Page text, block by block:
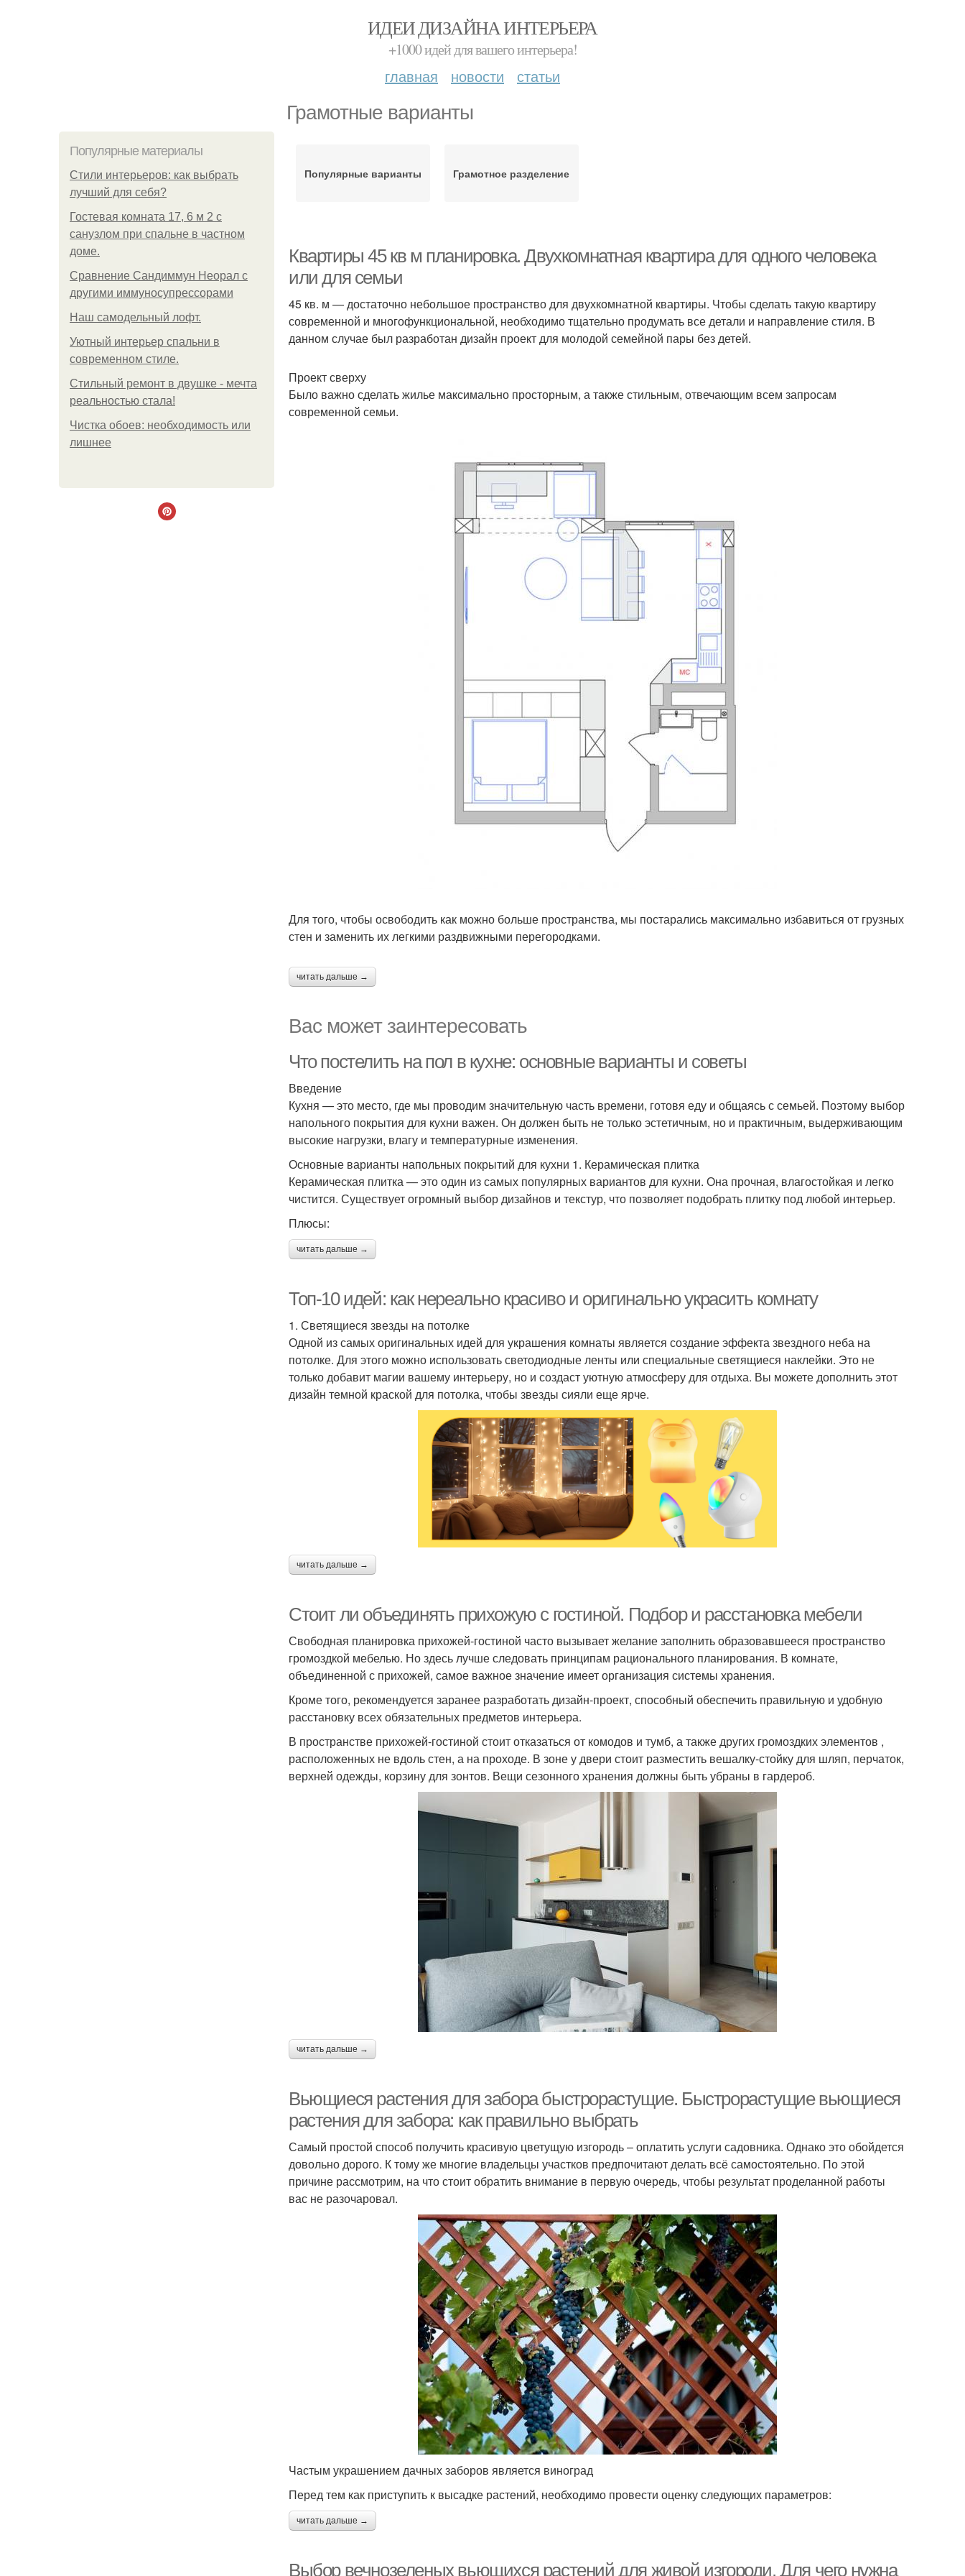
ИДЕИ ДИЗАЙНА ИНТЕРЬЕРА
+1000 идей для вашего интерьера!
главная новости статьи
Грамотные варианты
Популярные материалы
Стили интерьеров: как выбрать
лучший для себя?
Гостевая комната 17, 6 м 2 с
санузлом при спальне в частном
доме.
Сравнение Сандиммун Неорал с
другими иммуносупрессорами
Наш самодельный лофт.
Уютный интерьер спальни в
современном стиле.
Стильный ремонт в двушке - мечта
реальностью стала!
Чистка обоев: необходимость или
лишнее
Популярные варианты Грамотное разделение
Квартиры 45 кв м планировка. Двухкомнатная квартира для одного человека
или для семьи
45 кв. м — достаточно небольшое пространство для двухкомнатной квартиры. Чтобы сделать такую квартиру
современной и многофункциональной, необходимо тщательно продумать все детали и направление стиля. В
данном случае был разработан дизайн проект для молодой семейной пары без детей.
Проект сверху
Было важно сделать жилье максимально просторным, а также стильным, отвечающим всем запросам
современной семьи.
Для того, чтобы освободить как можно больше пространства, мы постарались максимально избавиться от грузных
стен и заменить их легкими раздвижными перегородками.
читать дальше →
Вас может заинтересовать
Что постелить на пол в кухне: основные варианты и советы
Введение
Кухня — это место, где мы проводим значительную часть времени, готовя еду и общаясь с семьей. Поэтому выбор
напольного покрытия для кухни важен. Он должен быть не только эстетичным, но и практичным, выдерживающим
высокие нагрузки, влагу и температурные изменения.
Основные варианты напольных покрытий для кухни 1. Керамическая плитка
Керамическая плитка — это один из самых популярных вариантов для кухни. Она прочная, влагостойкая и легко
чистится. Существует огромный выбор дизайнов и текстур, что позволяет подобрать плитку под любой интерьер.
Плюсы:
читать дальше →
Топ-10 идей: как нереально красиво и оригинально украсить комнату
1. Светящиеся звезды на потолке
Одной из самых оригинальных идей для украшения комнаты является создание эффекта звездного неба на
потолке. Для этого можно использовать светодиодные ленты или специальные светящиеся наклейки. Это не
только добавит магии вашему интерьеру, но и создаст уютную атмосферу для отдыха. Вы можете дополнить этот
дизайн темной краской для потолка, чтобы звезды сияли еще ярче.
читать дальше →
Стоит ли объединять прихожую с гостиной. Подбор и расстановка мебели
Свободная планировка прихожей-гостиной часто вызывает желание заполнить образовавшееся пространство
громоздкой мебелью. Но здесь лучше следовать принципам рационального планирования. В комнате,
объединенной с прихожей, самое важное значение имеет организация системы хранения.
Кроме того, рекомендуется заранее разработать дизайн-проект, способный обеспечить правильную и удобную
расстановку всех обязательных предметов интерьера.
В пространстве прихожей-гостиной стоит отказаться от комодов и тумб, а также других громоздких элементов ,
расположенных не вдоль стен, а на проходе. В зоне у двери стоит разместить вешалку-стойку для шляп, перчаток,
верхней одежды, корзину для зонтов. Вещи сезонного хранения должны быть убраны в гардероб.
читать дальше →
Вьющиеся растения для забора быстрорастущие. Быстрорастущие вьющиеся
растения для забора: как правильно выбрать
Самый простой способ получить красивую цветущую изгородь – оплатить услуги садовника. Однако это обойдется
довольно дорого. К тому же многие владельцы участков предпочитают делать всё самостоятельно. По этой
причине рассмотрим, на что стоит обратить внимание в первую очередь, чтобы результат проделанной работы
вас не разочаровал.
Частым украшением дачных заборов является виноград
Перед тем как приступить к высадке растений, необходимо провести оценку следующих параметров:
читать дальше →
Выбор вечнозеленых вьющихся растений для живой изгороди. Для чего нужна